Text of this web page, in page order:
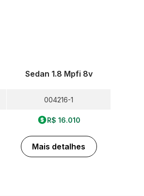
Sedan 1.8 Mpfi 8v
004216-1
R$ 16.010
Mais detalhes